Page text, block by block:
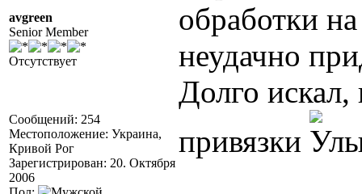
avgreen
Senior Member
Отсутствует
Сообщений: 254
Местоположение: Украина,
Кривой Рог
Зарегистрирован: 20. Октября
2006
обработки
неудачно
Долго искал,
привязки